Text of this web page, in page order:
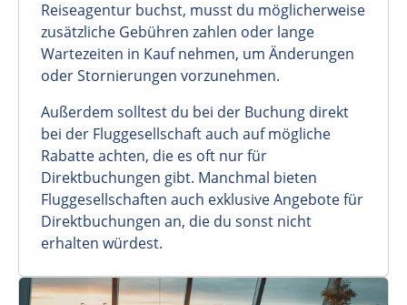
Reiseagentur buchst, musst du möglicherweise
zusätzliche Gebühren zahlen oder lange
Wartezeiten in Kauf nehmen, um Änderungen
oder Stornierungen vorzunehmen.
Außerdem solltest du bei der Buchung direkt
bei der Fluggesellschaft auch auf mögliche
Rabatte achten, die es oft nur für
Direktbuchungen gibt. Manchmal bieten
Fluggesellschaften auch exklusive Angebote für
Direktbuchungen an, die du sonst nicht
erhalten würdest.